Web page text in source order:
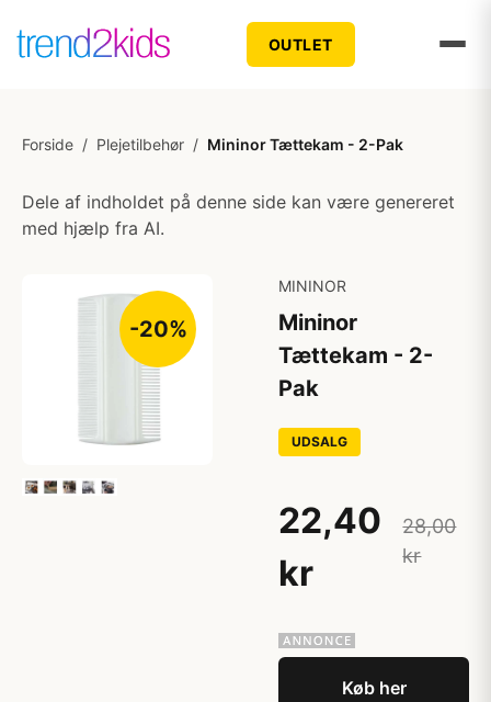
OUTLET
Forside / Plejetilbehør / Mininor Tættekam - 2-Pak
Dele af indholdet på denne side kan være genereret
med hjælp fra AI.
-20%
MININOR
Mininor
Tættekam - 2-
Pak
UDSALG
22,40
kr
28,00
kr
Køb her